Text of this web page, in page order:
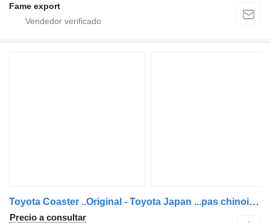
Fame export
Toyota Coaster ..Original - Toyota Japan ...pas chinois ...T120
Precio a consultar